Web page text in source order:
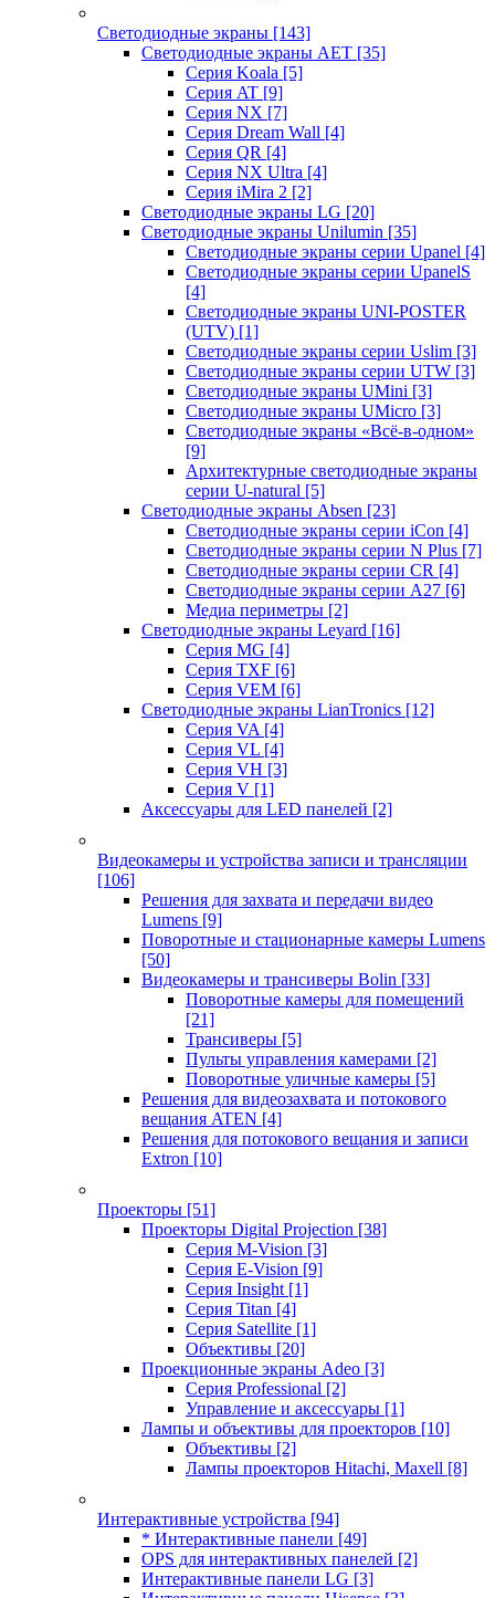
Светодиодные экраны [143]
Светодиодные экраны AET [35]
Cерия Koala [5]
Серия AT [9]
Серия NX [7]
Серия Dream Wall [4]
Серия QR [4]
Серия NX Ultra [4]
Серия iMira 2 [2]
Светодиодные экраны LG [20]
Светодиодные экраны Unilumin [35]
Светодиодные экраны серии Upanel [4]
Светодиодные экраны серии UpanelS
[4]
Светодиодные экраны UNI-POSTER
(UTV) [1]
Светодиодные экраны серии Uslim [3]
Светодиодные экраны серии UTW [3]
Светодиодные экраны UMini [3]
Светодиодные экраны UMicro [3]
Светодиодные экраны «Всё-в-одном»
[9]
Архитектурные светодиодные экраны
серии U-natural [5]
Светодиодные экраны Absen [23]
Светодиодные экраны серии iCon [4]
Светодиодные экраны серии N Plus [7]
Светодиодные экраны серии CR [4]
Светодиодные экраны серии А27 [6]
Медиа периметры [2]
Светодиодные экраны Leyard [16]
Серия MG [4]
Серия TXF [6]
Серия VEM [6]
Светодиодные экраны LianTronics [12]
Серия VA [4]
Серия VL [4]
Серия VH [3]
Серия V [1]
Аксессуары для LED панелей [2]
Видеокамеры и устройства записи и трансляции
[106]
Решения для захвата и передачи видео
Lumens [9]
Поворотные и стационарные камеры Lumens
[50]
Видеокамеры и трансиверы Bolin [33]
Поворотные камеры для помещений
[21]
Трансиверы [5]
Пульты управления камерами [2]
Поворотные уличные камеры [5]
Решения для видеозахвата и потокового
вещания ATEN [4]
Решения для потокового вещания и записи
Extron [10]
Проекторы [51]
Проекторы Digital Projection [38]
Серия M-Vision [3]
Серия E-Vision [9]
Серия Insight [1]
Серия Titan [4]
Серия Satellite [1]
Объективы [20]
Проекционные экраны Adeo [3]
Серия Professional [2]
Управление и аксессуары [1]
Лампы и объективы для проекторов [10]
Объективы [2]
Лампы проекторов Hitachi, Maxell [8]
Интерактивные устройства [94]
* Интерактивные панели [49]
OPS для интерактивных панелей [2]
Интерактивные панели LG [3]